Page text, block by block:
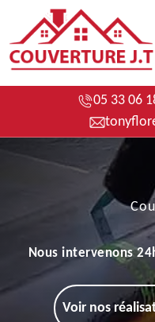
05 33 06
Nous intervenons
Voir nos